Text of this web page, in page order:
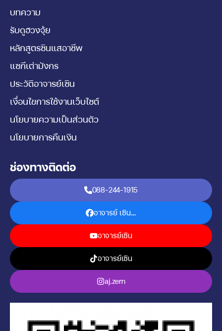
บทความ
รับดูฮวงจุ้ย
หลักสูตรซินแสอาชีพ
แซกีเต่ามังกร
ประวัติอาจารย์เซิน
เงื่อนไขการใช้งานเว็บไซต์
นโยบายความเป็นส่วนตัว
นโยบายการคืนเงิน
ช่องทางติดต่อ
088-244-1915
อาจารย์ เซิน....
อาจารย์เซิน
อาจารย์เซิน
aj.zern